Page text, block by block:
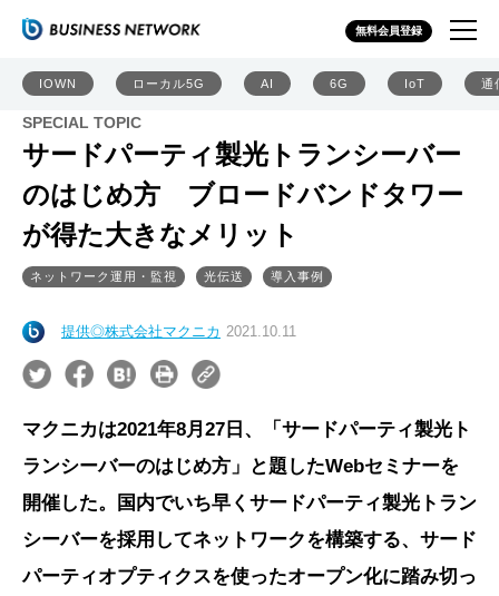
無料会員登録
IOWN ローカル5G AI 6G IoT 通
SPECIAL TOPIC
サードパーティ製光トランシーバー
のはじめ方 ブロードバンドタワー
が得た大きなメリット
ネットワーク運用・監視 光伝送 導入事例
提供◎株式会社マクニカ 2021.10.11
マクニカは2021年8月27日、「サードパーティ製光ト
ランシーバーのはじめ方」と題したWebセミナーを
開催した。国内でいち早くサードパーティ製光トラン
シーバーを採用してネットワークを構築する、サード
パーティオプティクスを使ったオープン化に踏み切っ